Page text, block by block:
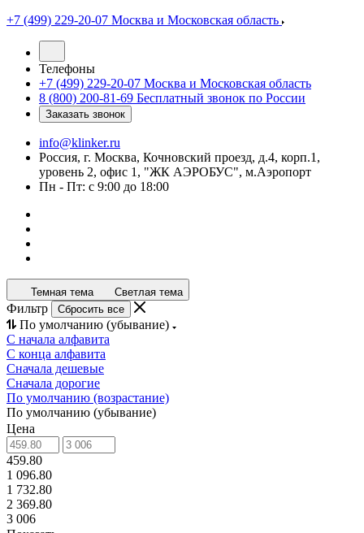
+7 (499) 229-20-07 Москва и Московская область
Телефоны
+7 (499) 229-20-07 Москва и Московская область
8 (800) 200-81-69 Бесплатный звонок по России
Заказать звонок
info@klinker.ru
Россия, г. Москва, Кочновский проезд, д.4, корп.1,
уровень 2, офис 1, "ЖК АЭРОБУС", м.Аэропорт
Пн - Пт: с 9:00 до 18:00
Темная тема Светлая тема
Фильтр Сбросить все
По умолчанию (убывание)
С начала алфавита
С конца алфавита
Сначала дешевые
Сначала дорогие
По умолчанию (возрастание)
По умолчанию (убывание)
Цена
459.80
1 096.80
1 732.80
2 369.80
3 006